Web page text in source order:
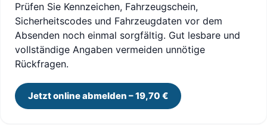
Prüfen Sie Kennzeichen, Fahrzeugschein,
Sicherheitscodes und Fahrzeugdaten vor dem
Absenden noch einmal sorgfältig. Gut lesbare und
vollständige Angaben vermeiden unnötige
Rückfragen.
Jetzt online abmelden – 19,70 €